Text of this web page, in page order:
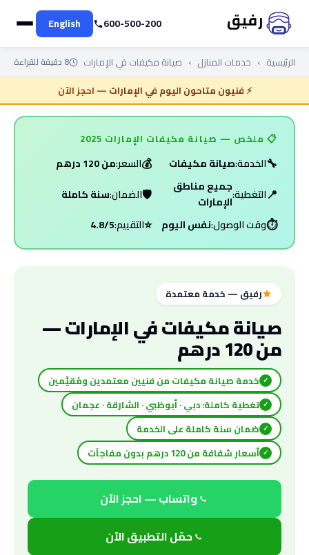
600-500-200
English
صيانة مكيفات في الإمارات —
الرئيسية › خدمات المنازل › صيانة مكيفات في الإمارات 8 دقيقة للقراءة
⚡فنيون متاحون اليوم في الإمارات — احجز الآن
📋 ملخص — صيانة مكيفات الإمارات 2025
🔧الخدمة:صيانة مكيفات 💰السعر:من 120 درهم
📍التغطية:جميع مناطق
الإمارات
🛡️الضمان:سنة كاملة
⏱️وقت الوصول:نفس اليوم ⭐التقييم:4.8/5
رفيق — خدمة معتمدة
صيانة مكيفات في الإمارات —
من 120 درهم
✓ خدمة صيانة مكيفات من فنيين معتمدين ومُقيَّمين
✓ تغطية كاملة: دبي · أبوظبي · الشارقة · عجمان
✓ ضمان سنة كاملة على الخدمة
✓ أسعار شفافة من 120 درهم بدون مفاجآت
واتساب — احجز الآن
حمّل التطبيق الآن